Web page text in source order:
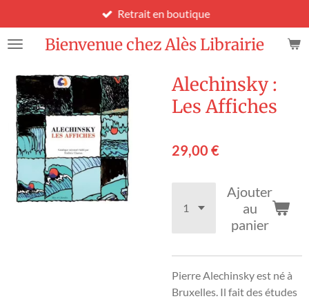
au
contenuBienvenue chez Alès Librairie
Retrait en boutique
Alechinsky :
Les Affiches
29,00 €
Ajouter
au
panier
Pierre Alechinsky est né à
Bruxelles. Il fait des études